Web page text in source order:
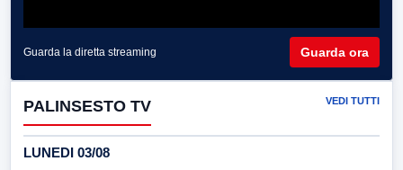
Guarda la diretta streaming Guarda ora
PALINSESTO TV VEDI TUTTI
LUNEDI 03/08